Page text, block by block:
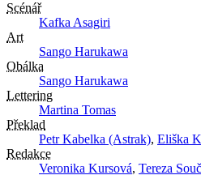
Scénář
Kafka Asagiri
Art
Sango Harukawa
Obálka
Sango Harukawa
Lettering
Martina Tomas
Překlad
Petr Kabelka (Astrak), Eliška
Redakce
Veronika Kursová, Tereza